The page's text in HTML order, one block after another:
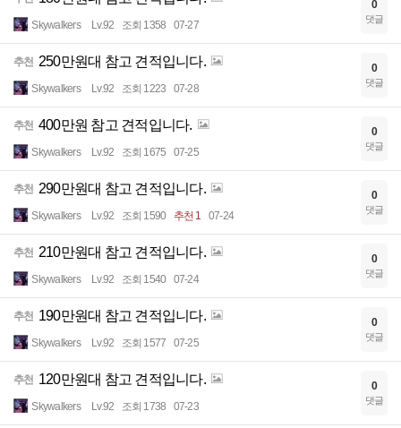
Skywalkers Lv.92 조회 1358 07-27
0
댓글
추천 250만원대 참고 견적입니다.
Skywalkers Lv.92 조회 1223 07-28
0
댓글
추천 400만원 참고 견적입니다.
Skywalkers Lv.92 조회 1675 07-25
0
댓글
추천 290만원대 참고 견적입니다.
Skywalkers Lv.92 조회 1590 추천 1 07-24
0
댓글
추천 210만원대 참고 견적입니다.
Skywalkers Lv.92 조회 1540 07-24
0
댓글
추천 190만원대 참고 견적입니다.
Skywalkers Lv.92 조회 1577 07-25
0
댓글
추천 120만원대 참고 견적입니다.
Skywalkers Lv.92 조회 1738 07-23
0
댓글